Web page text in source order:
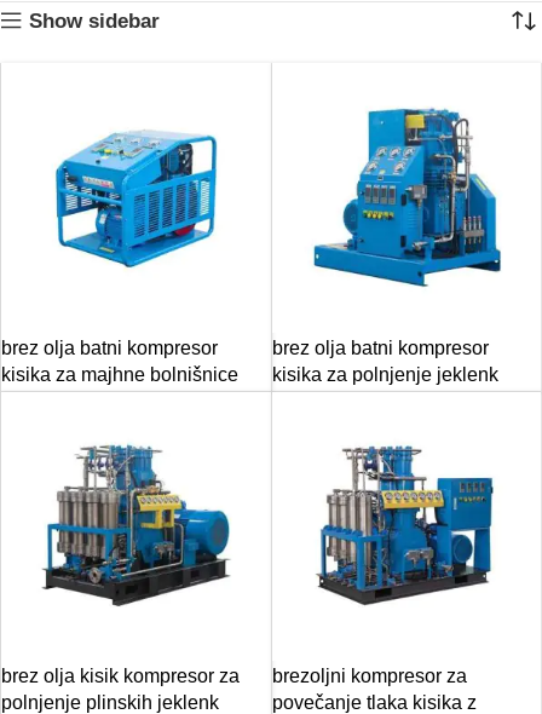
Show sidebar
brez olja batni kompresor
kisika za majhne bolnišnice
brez olja batni kompresor
kisika za polnjenje jeklenk
brez olja kisik kompresor za
polnjenje plinskih jeklenk
brezoljni kompresor za
povečanje tlaka kisika z